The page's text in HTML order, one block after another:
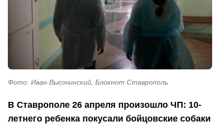
Фото: Иван Высочинский, Блокнот Ставрополь
В Ставрополе 26 апреля произошло ЧП: 10-
летнего ребенка покусали бойцовские собаки